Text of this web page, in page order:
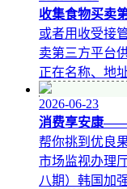
收集食物买卖
或者用收受接
卖第三方平台
正在名称、地
2026-06-23
消费享安康——
帮你挑到优良
市场监视办理
八期）韩国加